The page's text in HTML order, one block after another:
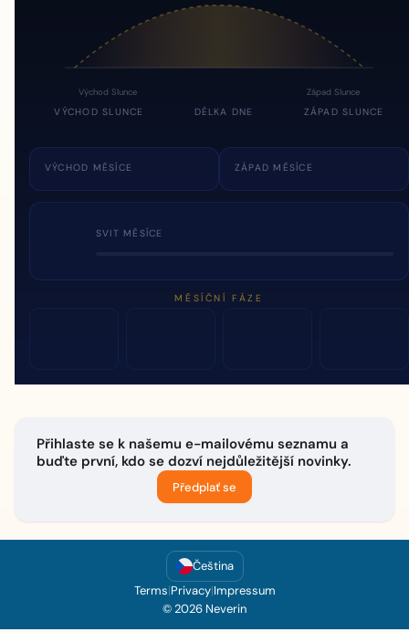
Východ Slunce Západ Slunce
VÝCHOD SLUNCE DÉLKA DNE ZÁPAD SLUNCE
VÝCHOD MĚSÍCE ZÁPAD MĚSÍCE
SVIT MĚSÍCE
MĚSÍČNÍ FÁZE
Přihlaste se k našemu e-mailovému seznamu a
buďte první, kdo se dozví nejdůležitější novinky.
Předplať se
Čeština
Terms|Privacy|Impressum
© 2026 Neverin